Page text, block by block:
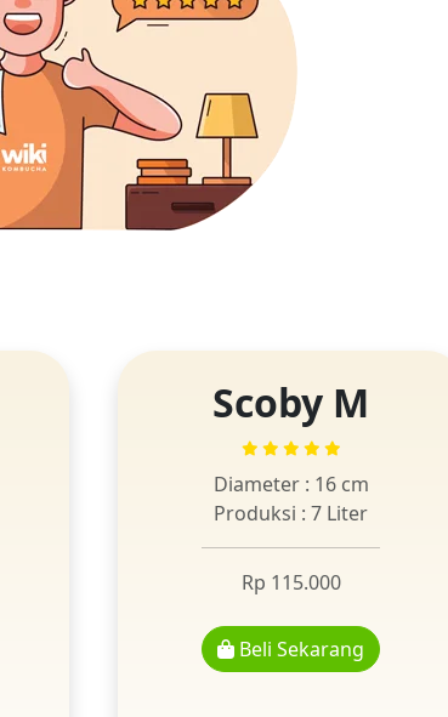
Scoby M
Diameter : 16 cm
Produksi : 7 Liter
Rp 115.000
Beli Sekarang